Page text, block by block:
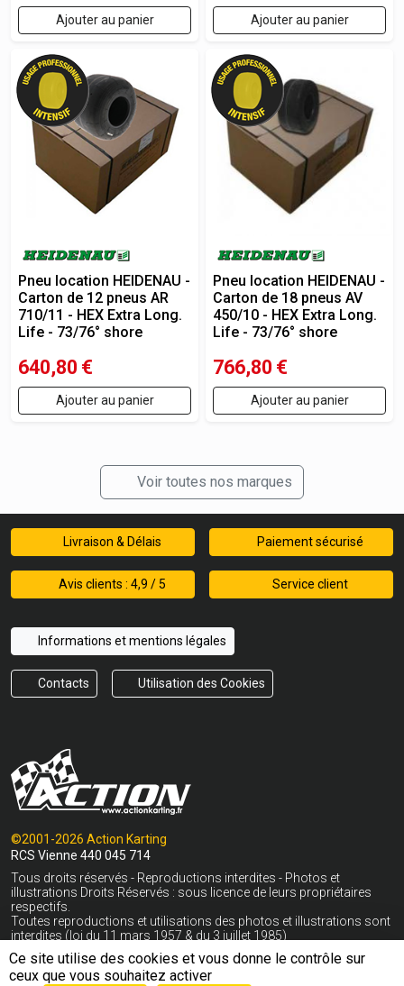
Ce site utilise des cookies et vous donne le contrôle sur
ceux que vous souhaitez activer
Ajouter au panier Ajouter au panier
Pneu location HEIDENAU -
Carton de 12 pneus AR
710/11 - HEX Extra Long.
Life - 73/76° shore
640,80 €
Ajouter au panier
Pneu location HEIDENAU -
Carton de 18 pneus AV
450/10 - HEX Extra Long.
Life - 73/76° shore
766,80 €
Ajouter au panier
Voir toutes nos marques
Livraison & Délais Paiement sécurisé
Avis clients : 4,9 / 5 Service client
Informations et mentions légales
Contacts Utilisation des Cookies
©2001-2026 Action Karting
RCS Vienne 440 045 714
Tous droits réservés - Reproductions interdites - Photos et
illustrations Droits Réservés : sous licence de leurs propriétaires
respectifs.
Toutes reproductions et utilisations des photos et illustrations sont
interdites (loi du 11 mars 1957 & du 3 juillet 1985)
* Livraison gratuite en France Métropolitaine hors Corse dès 400€
Voir conditions